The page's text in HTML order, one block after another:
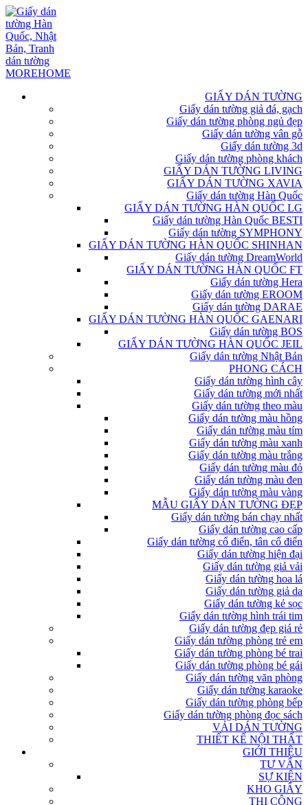
GIẤY DÁN TƯỜNG
Giấy dán tường giả đá, gạch
Giấy dán tường phòng ngủ đẹp
Giấy dán tường vân gỗ
Giấy dán tường 3d
Giấy dán tường phòng khách
GIẤY DÁN TƯỜNG LIVING
GIẤY DÁN TƯỜNG XAVIA
Giấy dán tường Hàn Quốc
GIẤY DÁN TƯỜNG HÀN QUỐC LG
Giấy dán tường Hàn Quốc BESTI
Giấy dán tường SYMPHONY
GIẤY DÁN TƯỜNG HÀN QUỐC SHINHAN
Giấy dán tường DreamWorld
GIẤY DÁN TƯỜNG HÀN QUỐC FT
Giấy dán tường Hera
Giấy dán tường EROOM
Giấy dán tường DARAE
GIẤY DÁN TƯỜNG HÀN QUỐC GAENARI
Giấy dán tường BOS
GIẤY DÁN TƯỜNG HÀN QUỐC JEIL
Giấy dán tường Nhật Bản
PHONG CÁCH
Giấy dán tường hình cây
Giấy dán tường mới nhất
Giấy dán tường theo màu
Giấy dán tường màu hồng
Giấy dán tường màu tím
Giấy dán tường màu xanh
Giấy dán tường màu trắng
Giấy dán tường màu đỏ
Giấy dán tường màu đen
Giấy dán tường màu vàng
MẪU GIẤY DÁN TƯỜNG ĐẸP
Giấy dán tường bán chạy nhất
Giấy dán tường cao cấp
Giấy dán tường cổ điển, tân cổ điển
Giấy dán tường hiện đại
Giấy dán tường giả vải
Giấy dán tường hoa lá
Giấy dán tường giả da
Giấy dán tường kẻ sọc
Giấy dán tường hình trái tim
Giấy dán tường đẹp giá rẻ
Giấy dán tường phòng trẻ em
Giấy dán tường phòng bé trai
Giấy dán tường phòng bé gái
Giấy dán tường văn phòng
Giấy dán tường karaoke
Giấy dán tường phòng bếp
Giấy dán tường phòng đọc sách
VẢI DÁN TƯỜNG
THIẾT KẾ NỘI THẤT
GIỚI THIỆU
TƯ VẤN
SỰ KIỆN
KHO GIẤY
THI CÔNG